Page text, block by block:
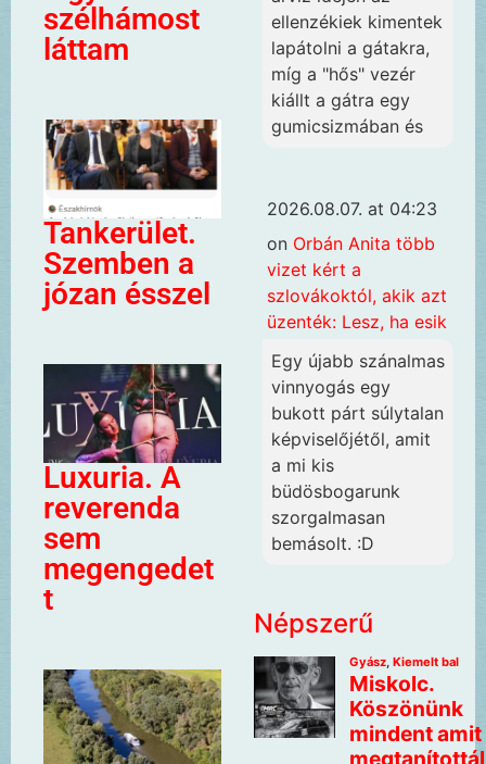
szélhámost
láttam
Tankerület.
Szemben a
józan ésszel
Luxuria. A
reverenda
sem
megengedet
t
ellenzékiek kimentek
lapátolni a gátakra,
míg a "hős" vezér
kiállt a gátra egy
gumicsizmában és
2026.08.07. at 04:23
on Orbán Anita több
vizet kért a
szlovákoktól, akik azt
üzenték: Lesz, ha esik
Egy újabb szánalmas
vinnyogás egy
bukott párt súlytalan
képviselőjétől, amit
a mi kis
büdösbogarunk
szorgalmasan
bemásolt. :D
Népszerű